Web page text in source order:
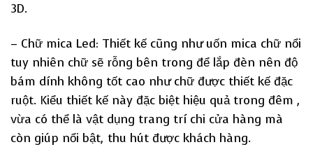
3D.
– Chữ mica Led: Thiết kế cũng như uốn mica chữ nổi
tuy nhiên chữ sẽ rỗng bên trong để lắp đèn nên độ
bám dính không tốt cao như chữ được thiết kế đặc
ruột. Kiểu thiết kế này đặc biệt hiệu quả trong đêm ,
vừa có thể là vật dụng trang trí chi cửa hàng mà
còn giúp nổi bật, thu hút được khách hàng.